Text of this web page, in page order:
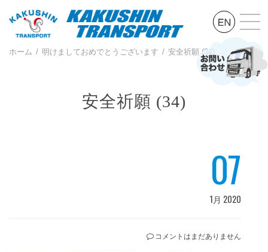
ホーム 明けましておめでとうございます 安全祈願 (34)
安全祈願 (34)
07
1月 2020
コメントはまだありません